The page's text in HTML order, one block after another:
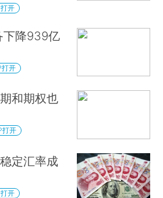
开
下降939亿
打开
和期权也
打开
定汇率成
开